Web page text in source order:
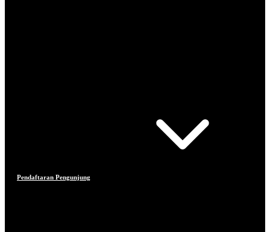
Pendaftaran Pengunjung